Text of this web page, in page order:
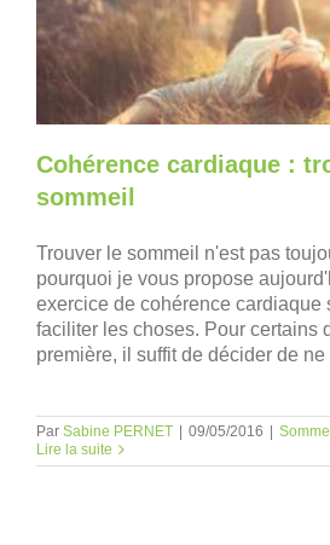
Cohérence cardiaque :
sommeil
Trouver le sommeil n'est pas
pourquoi je vous propose
exercice de cohérence cardiaque
faciliter les choses. Pour certains
première, il suffit de décider de ne
Par Sabine PERNET | 09/05/2016 |
Lire la suite